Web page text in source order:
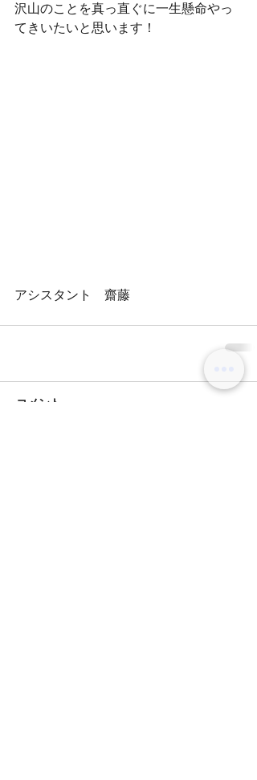
沢山のことを真っ直ぐに一生懸命やっ
てきいたいと思います！
アシスタント　齋藤
コメント